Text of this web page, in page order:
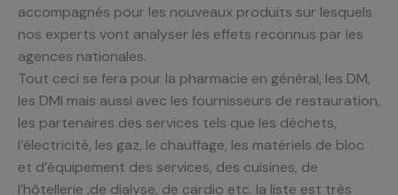
accompagnés pour les nouveaux produits sur lesquels
nos experts vont analyser les effets reconnus par les
agences nationales.
Tout ceci se fera pour la pharmacie en général, les DM,
les DMI mais aussi avec les fournisseurs de restauration,
les partenaires des services tels que les déchets,
l’électricité, les gaz, le chauffage, les matériels de bloc
et d’équipement des services, des cuisines, de
l’hôtellerie ,de dialyse, de cardio etc. la liste est très